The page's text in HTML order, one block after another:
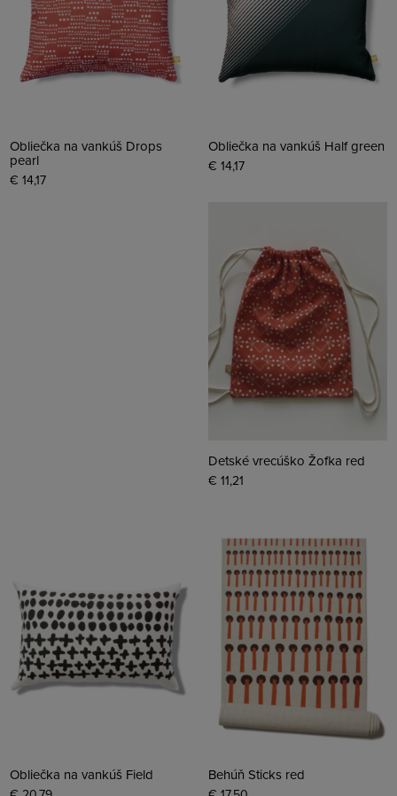
Obliečka na vankúš Drops
pearl
€ 14,17
Obliečka na vankúš Half green
€ 14,17
Detské vrecúško Žofka red
€ 11,21
Obliečka na vankúš Field Behúň Sticks red